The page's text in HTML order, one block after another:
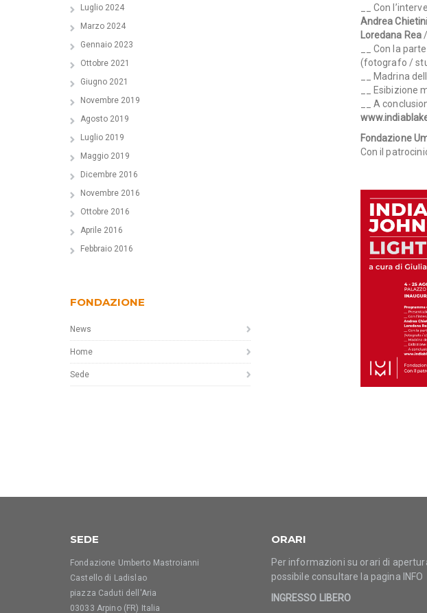
Luglio 2024
Marzo 2024
Gennaio 2023
Ottobre 2021
Giugno 2021
Novembre 2019
Agosto 2019
Luglio 2019
Maggio 2019
Dicembre 2016
Novembre 2016
Ottobre 2016
Aprile 2016
Febbraio 2016
FONDAZIONE
News
Home
Sede
__ Con
Andrea Chietin
Loredana Rea
__ Con la
(fotografo /
__ Madrina
__ Esibizione
__ A
Fondazione
Con il
SEDE
Fondazione Umberto Mastroianni
Castello di Ladislao
piazza Caduti dell'Aria
03033 Arpino (FR) Italia
ORARI
Per informazioni su orari di
possibile consultare la pagina INFO
INGRESSO LIBERO